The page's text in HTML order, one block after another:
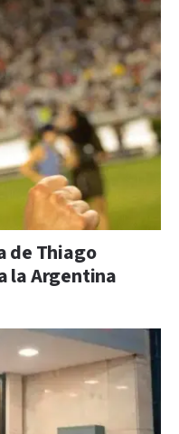
de Thiago
la Argentina